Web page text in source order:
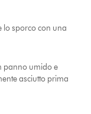
lo sporco con una
panno umido e
asciutto prima